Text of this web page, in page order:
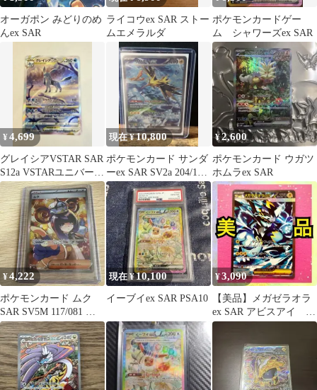
オーガポン みどりのめ
んex SAR
ライコウex SAR ストー
ムエメラルダ
ポケモンカードゲー
ム シャワーズex SAR
¥4,699
グレイシアVSTAR SAR
S12a VSTARユニバース
217/172
現在 ¥10,800
ポケモンカード サンダ
ーex SAR SV2a 204/165
ポケカ
¥2,600
ポケモンカード ウガツ
ホムラex SAR
¥4,222
ポケモンカード ムク
SAR SV5M 117/081 ポ
ケカ トレーナーズ 美
品
現在 ¥10,100
イーブイex SAR PSA10
¥3,090
【美品】メガゼラオラ
ex SAR アビスアイ ポ
ケモンカード ポケカ